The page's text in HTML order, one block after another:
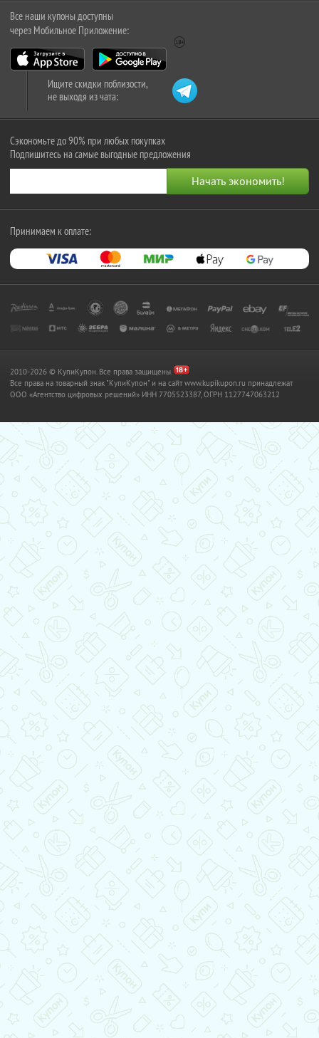
Все наши купоны доступны
через Мобильное Приложение:
Ищите скидки поблизости,
не выходя из чата:
Сэкономьте до 90% при любых покупках
Подпишитесь на самые выгодные предложения
Принимаем к оплате:
2010-2026 © КупиКупон. Все права защищены.
Все права на товарный знак "КупиКупон" и на сайт www.kupikupon.ru принадлежат
OOO «Агентство цифровых решений» ИНН 7705523387, ОГРН 1127747063212